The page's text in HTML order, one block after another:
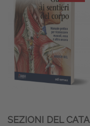
SEZIONI DEL